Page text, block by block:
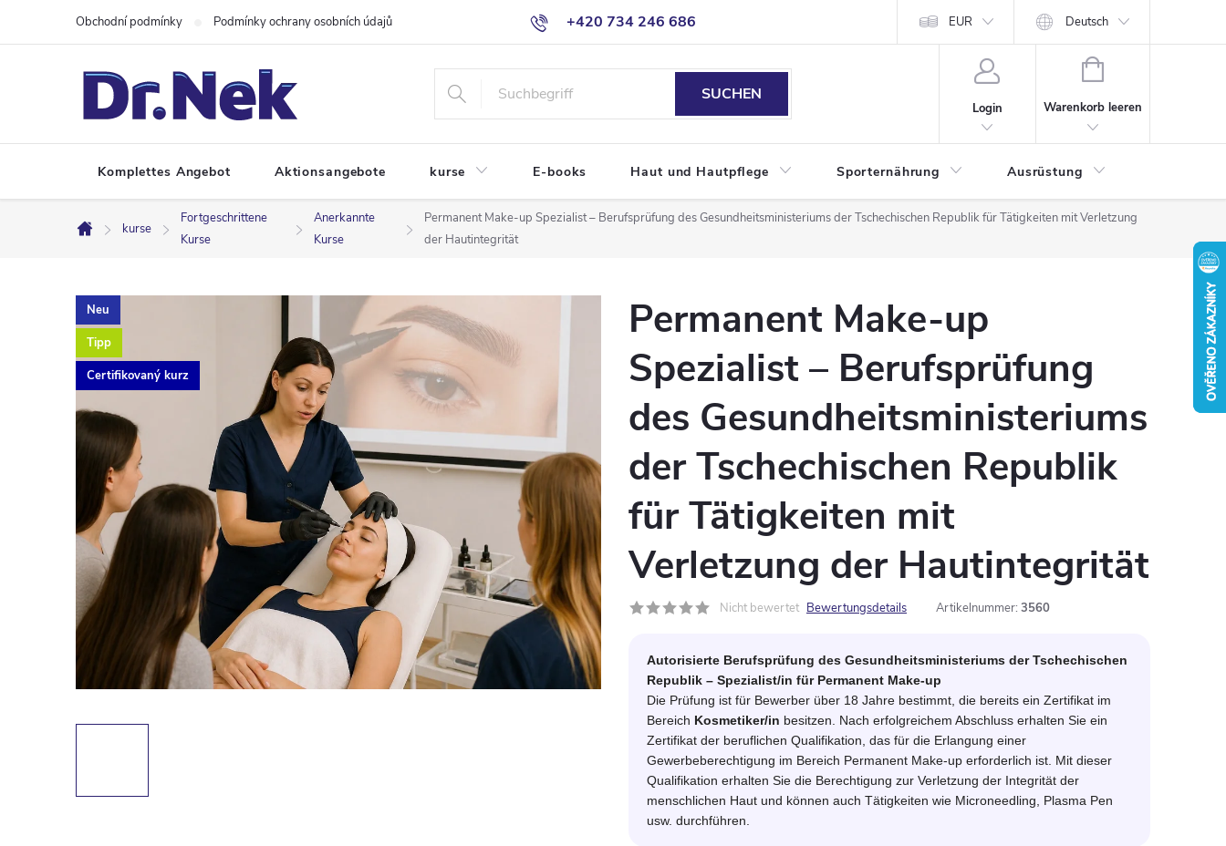
+420 734 246 686
Obchodní podmínky Podmínky ochrany osobních údajů EUR Deutsch
SUCHEN
Login
WARENKORB
Warenkorb leeren
Komplettes Angebot Aktionsangebote kurse E-books Haut und Hautpflege Sporternährung Ausrüstung
Startseite
kurse
Fortgeschrittene
Kurse
Anerkannte
Kurse
Permanent Make-up Spezialist – Berufsprüfung des Gesundheitsministeriums der Tschechischen Republik für Tätigkeiten mit Verletzung
der Hautintegrität
Neu
Tipp
Certifikovaný kurz
Permanent Make-up
Spezialist – Berufsprüfung
des Gesundheitsministeriums
der Tschechischen Republik
für Tätigkeiten mit
Verletzung der Hautintegrität
Nicht bewertet Bewertungsdetails Artikelnummer: 3560
Autorisierte Berufsprüfung des Gesundheitsministeriums der Tschechischen
Republik – Spezialist/in für Permanent Make-up
Die Prüfung ist für Bewerber über 18 Jahre bestimmt, die bereits ein Zertifikat im
Bereich Kosmetiker/in besitzen. Nach erfolgreichem Abschluss erhalten Sie ein
Zertifikat der beruflichen Qualifikation, das für die Erlangung einer
Gewerbeberechtigung im Bereich Permanent Make-up erforderlich ist. Mit dieser
Qualifikation erhalten Sie die Berechtigung zur Verletzung der Integrität der
menschlichen Haut und können auch Tätigkeiten wie Microneedling, Plasma Pen
usw. durchführen.